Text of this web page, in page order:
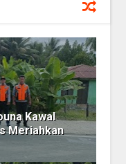
Kawal
Meriahkan